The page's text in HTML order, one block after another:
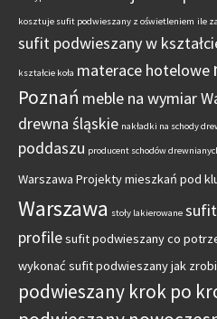
kosztuje sufit podwieszany z oświetleniem ile
sufit podwieszany w
kształcie koła materace hotelowe
Poznań meble na wymiar
drewna śląskie nakładki na schody
poddaszu producent schodów
Warszawa Projekty mieszkań pod
Warszawa stoły lakierowane
profilesufit podwieszany co
wykonać sufit podwieszany jak
podwieszany krok po